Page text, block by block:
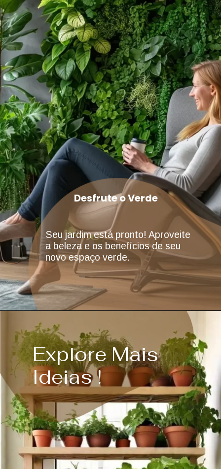
Seu jardim está pronto! Aproveite
a beleza e os benefícios de seu
novo espaço verde.
Desfrute o Verde
Explore Mais
Ideias !